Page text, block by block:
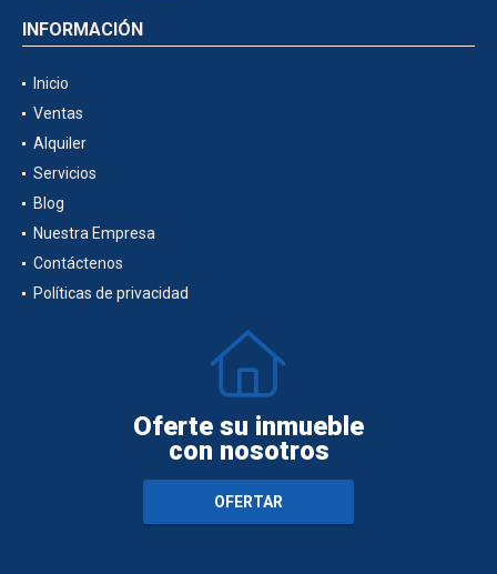
INFORMACIÓN
Inicio
Ventas
Alquiler
Servicios
Blog
Nuestra Empresa
Contáctenos
Políticas de privacidad
Oferte su inmueble
con nosotros
OFERTAR